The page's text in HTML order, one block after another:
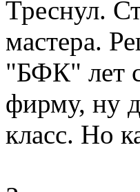
Треснул.
мастера.
"БФК" лет
фирму, ну
класс. Но